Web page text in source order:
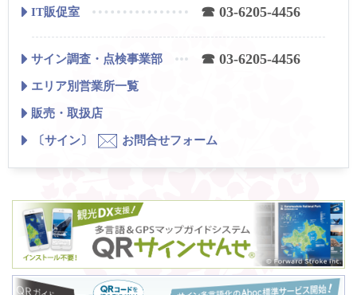
IT販促室 ☎ 03-6205-4456
サイン調査・点検事業部 ☎ 03-6205-4456
エリア別営業所一覧
販売・取扱店
〔サイン〕
お問合せフォーム